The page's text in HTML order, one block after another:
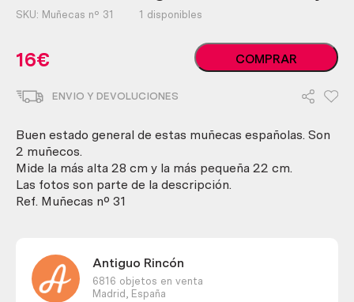
SKU: Muñecas nº 31 1 disponibles
16€
Muñecas
vintage.
cantidad
COMPRAR
ENVIO Y DEVOLUCIONES
Buen estado general de estas muñecas españolas. Son
2 muñecos.
Mide la más alta 28 cm y la más pequeña 22 cm.
Las fotos son parte de la descripción.
Ref. Muñecas nº 31
Antiguo Rincón
6816 objetos en venta
Madrid,
España